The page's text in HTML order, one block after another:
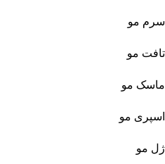
سرم مو
تافت مو
ماسک مو
اسپری مو
ژل مو